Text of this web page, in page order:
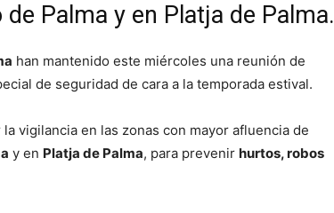
Palma y en Platja de Palma.
han mantenido este miércoles una reunión de
de seguridad de cara a la temporada estival.
vigilancia en las zonas con mayor afluencia de
y en Platja de Palma, para prevenir hurtos, robos